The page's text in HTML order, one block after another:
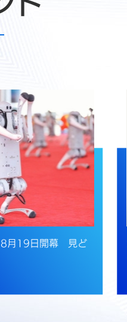
8月19日開幕 見ど